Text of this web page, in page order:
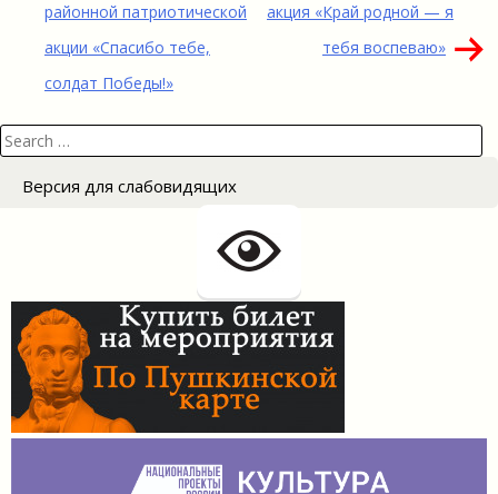
записям
районной патриотической
акции «Спасибо тебе,
солдат Победы!»
акция «Край родной — я
тебя воспеваю»
Search
for:
Версия для слабовидящих